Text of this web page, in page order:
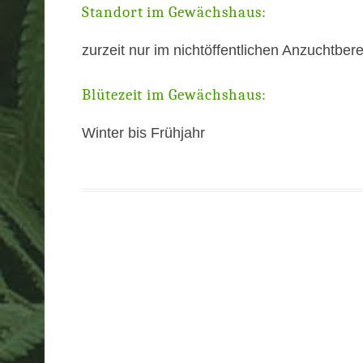
Standort im Gewächshaus:
zurzeit nur im nichtöffentlichen
Blütezeit im Gewächshaus:
Winter bis Frühjahr